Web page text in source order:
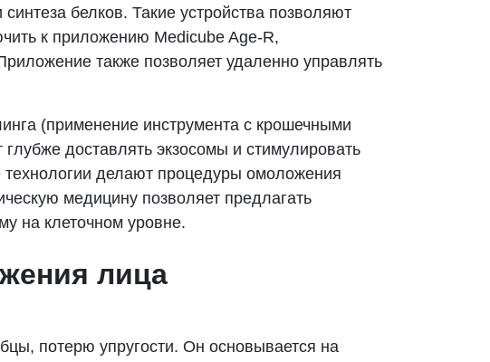
белков. Такие устройства позволяют
к приложению Medicube Age-R,
также позволяет удаленно управлять
(применение инструмента с крошечными
доставлять экзосомы и стимулировать
делают процедуры омоложения
медицину позволяет предлагать
на клеточном уровне.
лица
потерю упругости. Он основывается на